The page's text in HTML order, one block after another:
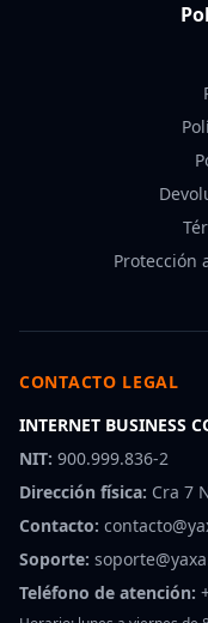
Protección
CONTACTO LEGAL
INTERNET BUSINESS
NIT: 900.999.836-2
Dirección física: Cra 7
Contacto:
Soporte:
Teléfono de atención: